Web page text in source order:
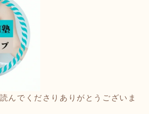
んでくださりありがとうございま